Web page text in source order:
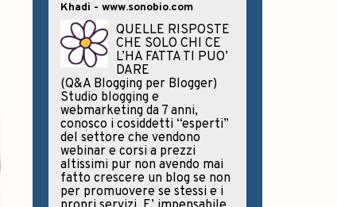
Khadi - www.sonobio.com
QUELLE RISPOSTE
CHE SOLO CHI CE
L’HA FATTA TI PUO’
DARE
(Q&A Blogging per Blogger)
Studio blogging e
webmarketing da 7 anni,
conosco i cosiddetti “esperti”
del settore che vendono
webinar e corsi a prezzi
altissimi pur non avendo mai
fatto crescere un blog se non
per promuovere se stessi e i